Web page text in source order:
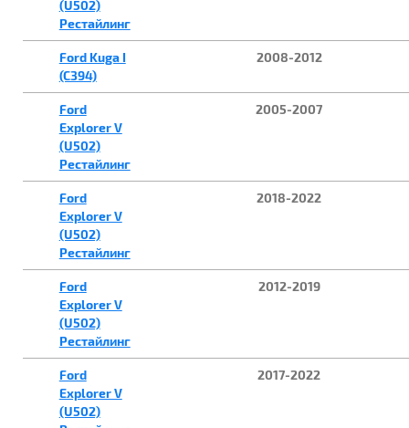
(U502)
Рестайлинг
Ford Kuga I
(C394)
2008-2012
Ford
Explorer V
(U502)
Рестайлинг
2005-2007
Ford
Explorer V
(U502)
Рестайлинг
2018-2022
Ford
Explorer V
(U502)
Рестайлинг
2012-2019
Ford
Explorer V
(U502)
2017-2022